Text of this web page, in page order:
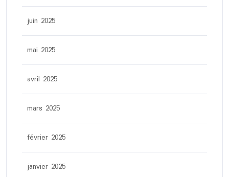
juin 2025
mai 2025
avril 2025
mars 2025
février 2025
janvier 2025